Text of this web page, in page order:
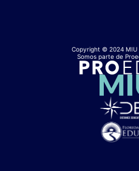
Copyright © 2024 MIU
Somos parte de